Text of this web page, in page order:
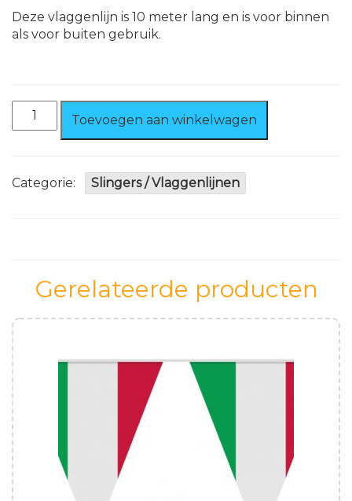
Deze vlaggenlijn is 10 meter lang en is voor binnen
als voor buiten gebruik.
Vlaggenlijn
meter
aantal
Toevoegen aan winkelwagen
Categorie: Slingers / Vlaggenlijnen
Gerelateerde producten